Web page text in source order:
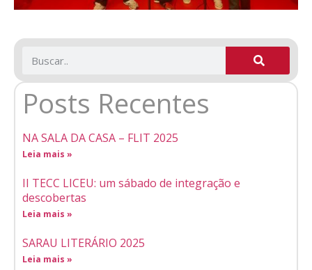
Posts Recentes
NA SALA DA CASA – FLIT 2025
Leia mais »
II TECC LICEU: um sábado de integração e
descobertas
Leia mais »
SARAU LITERÁRIO 2025
Leia mais »